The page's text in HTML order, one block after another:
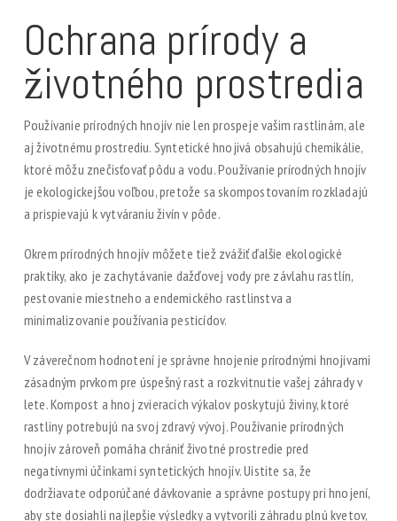
Ochrana prírody a
životného prostredia
Používanie prírodných hnojív nie len prospeje vašim rastlinám, ale
aj životnému prostrediu. Syntetické hnojivá obsahujú chemikálie,
ktoré môžu znečisťovať pôdu a vodu. Používanie prírodných hnojív
je ekologickejšou voľbou, pretože sa skompostovaním rozkladajú
a prispievajú k vytváraniu živín v pôde.
Okrem prírodných hnojív môžete tiež zvážiť ďalšie ekologické
praktiky, ako je zachytávanie dažďovej vody pre závlahu rastlín,
pestovanie miestneho a endemického rastlinstva a
minimalizovanie používania pesticídov.
V záverečnom hodnotení je správne hnojenie prírodnými hnojivami
zásadným prvkom pre úspešný rast a rozkvitnutie vašej záhrady v
lete. Kompost a hnoj zvieracích výkalov poskytujú živiny, ktoré
rastliny potrebujú na svoj zdravý vývoj. Používanie prírodných
hnojív zároveň pomáha chrániť životné prostredie pred
negatívnymi účinkami syntetických hnojív. Uistite sa, že
dodržiavate odporúčané dávkovanie a správne postupy pri hnojení,
aby ste dosiahli najlepšie výsledky a vytvorili záhradu plnú kvetov,